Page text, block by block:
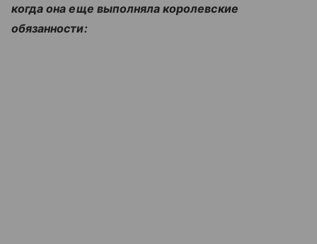
когда она еще выполняла королевские
обязанности: